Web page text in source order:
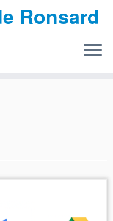
Ronsard